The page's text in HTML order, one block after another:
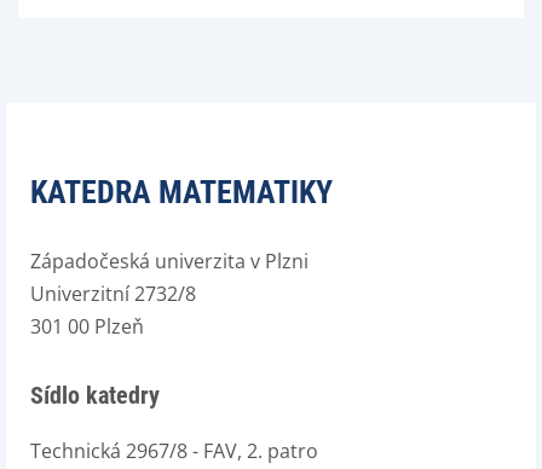
KATEDRA MATEMATIKY
Západočeská univerzita v Plzni
Univerzitní 2732/8
301 00 Plzeň
Sídlo katedry
Technická 2967/8 - FAV, 2. patro